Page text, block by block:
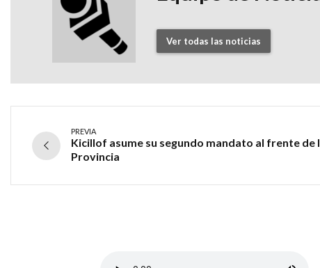
Ver todas las noticias
PREVIA
Kicillof asume su segundo mandato al frente de
Provincia